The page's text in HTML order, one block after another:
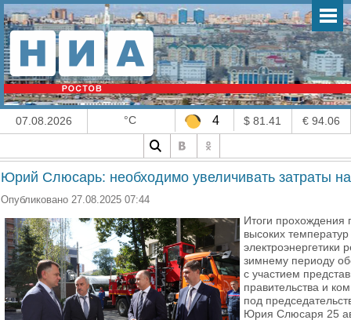
07.08.2026 °C 4 $ 81.41 € 94.06
Юрий Слюсарь: необходимо увеличивать затраты на
Опубликовано 27.08.2025 07:44
Итоги прохождения
высоких температур
электроэнергетики
зимнему периоду
с участием
правительства и
под
Юрия Слюсаря 25